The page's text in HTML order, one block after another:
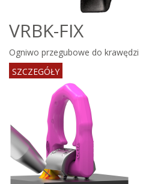
VRBK-FIX
Ogniwo przegubowe do krawędzi
SZCZEGÓŁY